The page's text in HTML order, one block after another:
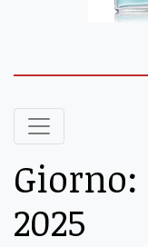
Giorno:
2025